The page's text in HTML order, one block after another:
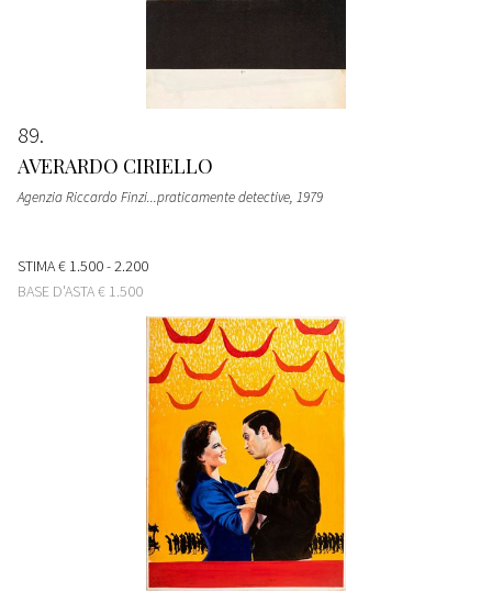
89
AVERARDO CIRIELLO
Agenzia Riccardo Finzi...praticamente detective, 1979
STIMA€ 1.500 - 2.200
BASE D'ASTA€ 1.500